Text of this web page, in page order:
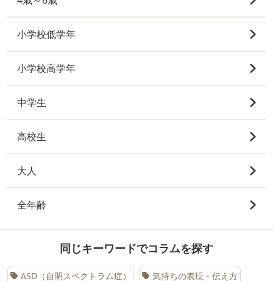
小学校低学年
小学校高学年
中学生
高校生
大人
全年齢
同じキーワードでコラムを探す
ASD（自閉スペクトラム症） 気持ちの表現・伝え方